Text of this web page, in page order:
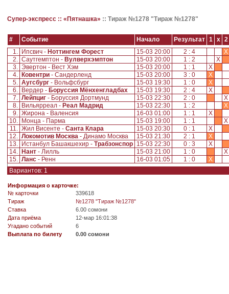
Супер-экспресс :: «Пятнашка» :: Тираж №1278 "Тираж №1278"
# Событие Начало Результат 1 x
2
1.
Ипсвич - Ноттингем Форест 15-03 20:00 2 : 4
X
2. Саутгемптон - Вулверхэмптон 15-03 20:00 1 : 2
X
3. Эвертон - Вест Хэм 15-03 20:00 1 : 1
X
4.
Ковентри - Сандерленд 15-03 20:00 3 : 0
X
5. Аугсбург - Вольфсбург 15-03 19:30 1 : 0
X
6.
Вердер - Боруссия Мёнхенгладбах 15-03 19:30 2 : 4
X
7. Лейпциг - Боруссия Дортмунд 15-03 22:30 2 : 0
X
8.
Вильярреал - Реал Мадрид 15-03 22:30 1 : 2
X
9. Жирона - Валенсия 16-03 01:00 1 : 1
X
10.
Монца - Парма 15-03 19:00 1 : 1
X
11. Жил Висенте - Санта Клара 15-03 20:30 0 : 1
X
12. Локомотив Москва - Динамо Москва 15-03 21:30 2 : 1
X
13.
Истанбул Башакшехир - Трабзонспор 15-03 22:30 0 : 3
X
14.
Нант - Лилль 15-03 21:00 1 : 0
X
15. Ланс - Ренн 16-03 01:05 1 : 0
X
Вариантов: 1
Информация о карточке:
№ карточки
339618
Tираж
№1278 "Тираж №1278"
Ставка
6.00 сомони
Дата приёма
12-мар 16:01:38
Угадано событий
6
Выплата по билету
0.00 сомони